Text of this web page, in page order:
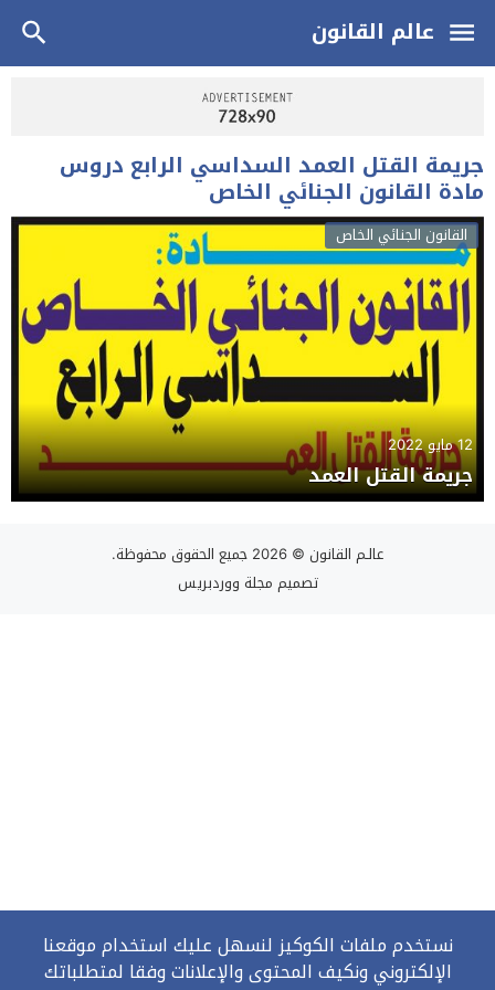
عالم القانون
جريمة القتل العمد السداسي الرابع دروس
مادة القانون الجنائي الخاص
القانون الجنائي الخاص
12 مايو 2022
جريمة القتل العمد
عالـم القانون © 2026 جميع الحقوق محفوظة.
تصميم مجلة ووردبريس
نستخدم ملفات الكوكيز لنسهل عليك استخدام موقعنا
الإلكتروني ونكيف المحتوى والإعلانات وفقا لمتطلباتك